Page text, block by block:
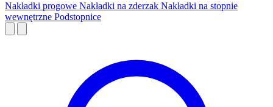
Nakładki progowe Nakładki na zderzak Nakładki na stopnie
wewnętrzne Podstopnice